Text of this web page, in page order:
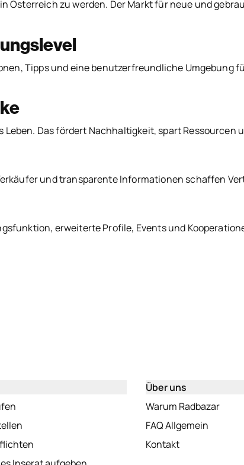
Österreich zu werden. Der Markt für neue und
Tipps und eine benutzerfreundliche Umgebung
Leben. Das fördert Nachhaltigkeit, spart
und transparente Informationen schaffen
erweiterte Profile, Events und
Über uns
Warum Radbazar
FAQ Allgemein
Kontakt(öffnet in